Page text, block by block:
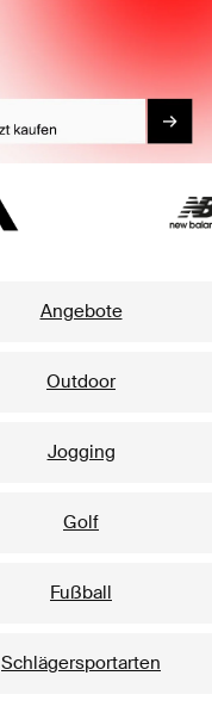
Angebote
Outdoor
Jogging
Golf
Fußball
Schlägersportarten